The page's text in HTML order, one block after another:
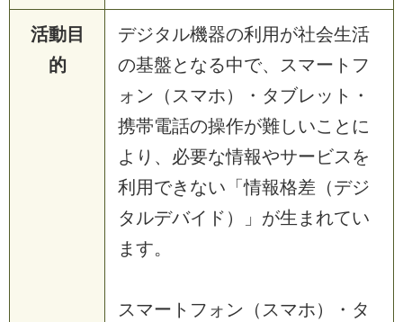
活動目
的
デジタル機器の利用が社会生活
の基盤となる中で、スマートフ
ォン（スマホ）・タブレット・
携帯電話の操作が難しいことに
より、必要な情報やサービスを
利用できない「情報格差（デジ
タルデバイド）」が生まれてい
ます。
スマートフォン（スマホ）・タ